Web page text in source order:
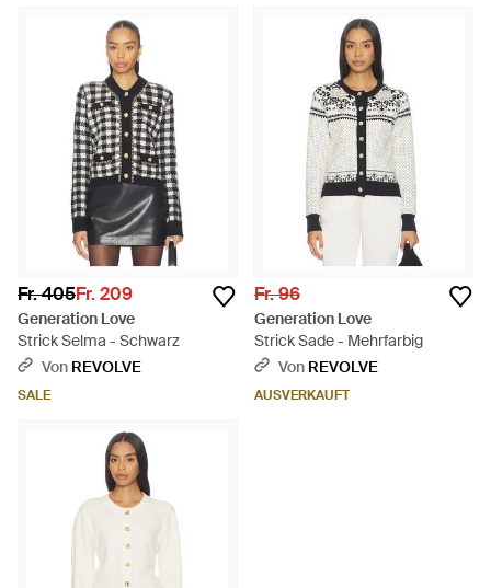
Fr. 405Fr. 209
Generation Love
Strick Selma - Schwarz
Von REVOLVE
SALE
Fr. 96
Generation Love
Strick Sade - Mehrfarbig
Von REVOLVE
AUSVERKAUFT